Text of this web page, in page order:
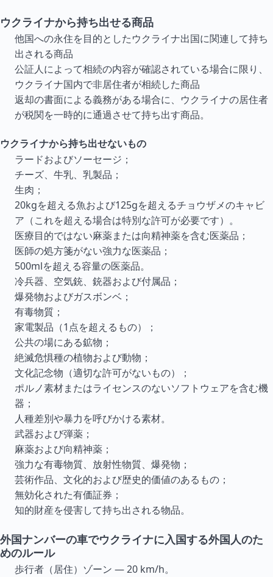
ウクライナから持ち出せる商品
他国への永住を目的としたウクライナ出国に関連して持ち
出される商品
公証人によって相続の内容が確認されている場合に限り、
ウクライナ国内で非居住者が相続した商品
返却の書面による義務がある場合に、ウクライナの居住者
が税関を一時的に通過させて持ち出す商品。
ウクライナから持ち出せないもの
ラードおよびソーセージ；
チーズ、牛乳、乳製品；
生肉；
20kgを超える魚および125gを超えるチョウザメのキャビ
ア（これを超える場合は特別な許可が必要です）。
医療目的ではない麻薬または向精神薬を含む医薬品；
医師の処方箋がない強力な医薬品；
500mlを超える容量の医薬品。
冷兵器、空気銃、銃器および付属品；
爆発物およびガスボンベ；
有毒物質；
家電製品（1点を超えるもの）；
公共の場にある鉱物；
絶滅危惧種の植物および動物；
文化記念物（適切な許可がないもの）；
ポルノ素材またはライセンスのないソフトウェアを含む機
器；
人種差別や暴力を呼びかける素材。
武器および弾薬；
麻薬および向精神薬；
強力な有毒物質、放射性物質、爆発物；
芸術作品、文化的および歴史的価値のあるもの；
無効化された有価証券；
知的財産を侵害して持ち出される物品。
外国ナンバーの車でウクライナに入国する外国人のた
めのルール
歩行者（居住）ゾーン — 20 km/h。